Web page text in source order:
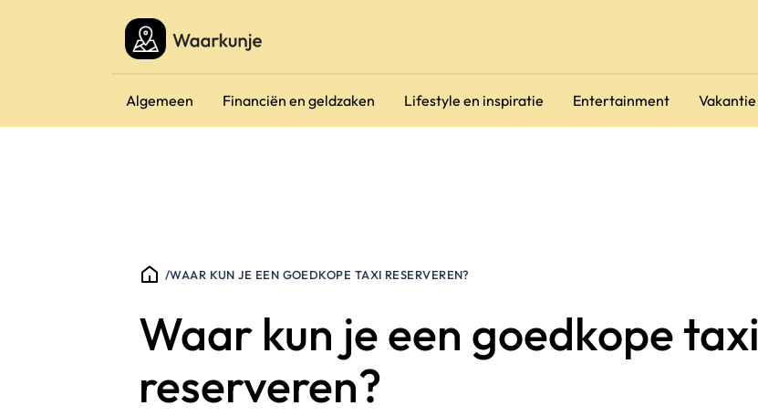
Algemeen Financiën en geldzaken Lifestyle en inspiratie Entertainment Vakantie
/WAAR KUN JE EEN GOEDKOPE TAXI RESERVEREN?
Waar kun je een goedkope taxi
reserveren?